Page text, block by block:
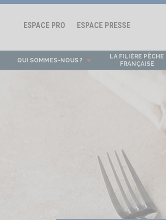
ESPACE PRO ESPACE PRESSE
QUI SOMMES-NOUS ?
LA FILIÈRE PÊCHE
FRANÇAISE